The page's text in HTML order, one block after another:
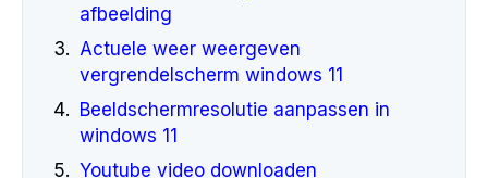
afbeelding
Actuele weer weergeven
vergrendelscherm windows 11
Beeldschermresolutie aanpassen in
windows 11
Youtube video downloaden